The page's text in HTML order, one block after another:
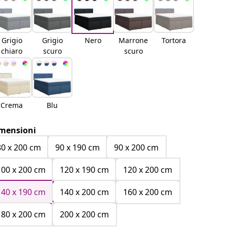
Grigio
chiaro
Grigio
scuro
Nero
Marrone
scuro
Tortora
Crema Blu
x 200 cm
90 x 190 cm
90 x 200 cm
x 200 cm
120 x 190 cm
120 x 200 cm
x 190 cm
140 x 200 cm
160 x 200 cm
x 200 cm
200 x 200 cm